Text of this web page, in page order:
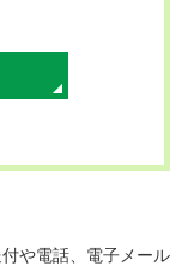
や電話、電子メール